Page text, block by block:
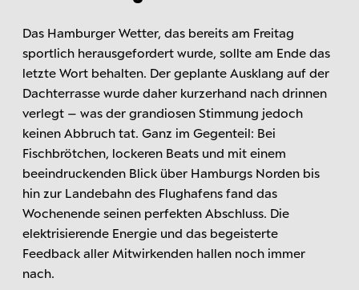
Das Hamburger Wetter, das bereits am Freitag
sportlich herausgefordert wurde, sollte am Ende das
letzte Wort behalten. Der geplante Ausklang auf der
Dachterrasse wurde daher kurzerhand nach drinnen
verlegt – was der grandiosen Stimmung jedoch
keinen Abbruch tat. Ganz im Gegenteil: Bei
Fischbrötchen, lockeren Beats und mit einem
beeindruckenden Blick über Hamburgs Norden bis
hin zur Landebahn des Flughafens fand das
Wochenende seinen perfekten Abschluss. Die
elektrisierende Energie und das begeisterte
Feedback aller Mitwirkenden hallen noch immer
nach.